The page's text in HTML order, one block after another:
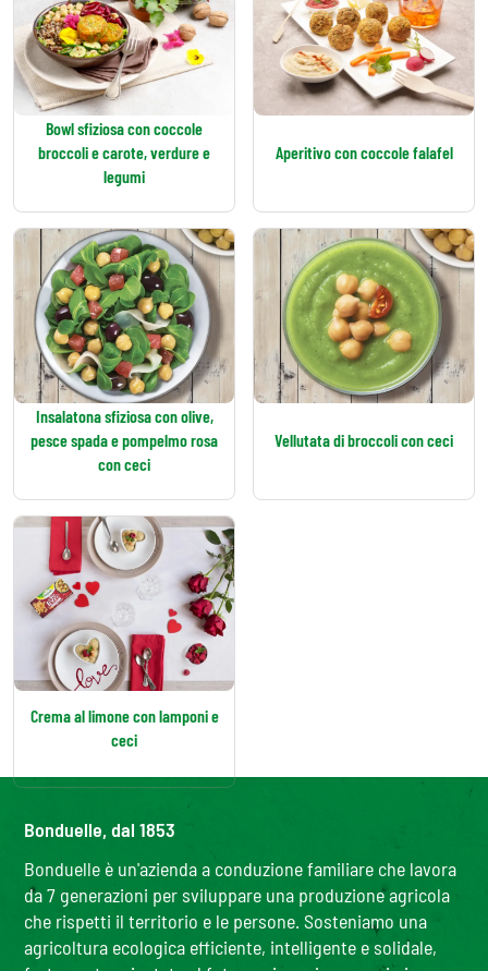
Bowl sfiziosa con coccole
broccoli e carote, verdure e
legumi
Aperitivo con coccole falafel
Insalatona sfiziosa con olive,
pesce spada e pompelmo rosa
con ceci
Vellutata di broccoli con ceci
Crema al limone con lamponi e
ceci
Bonduelle, dal 1853
Bonduelle è un'azienda a conduzione familiare che lavora
da 7 generazioni per sviluppare una produzione agricola
che rispetti il territorio e le persone. Sosteniamo una
agricoltura ecologica efficiente, intelligente e solidale,